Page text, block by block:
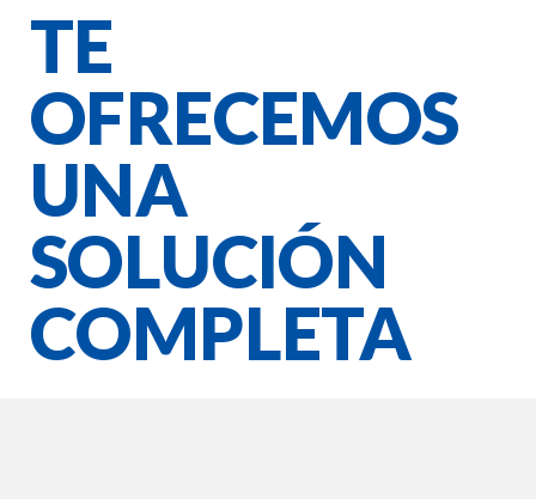
TE
OFRECEMOS
UNA
SOLUCIÓN
COMPLETA